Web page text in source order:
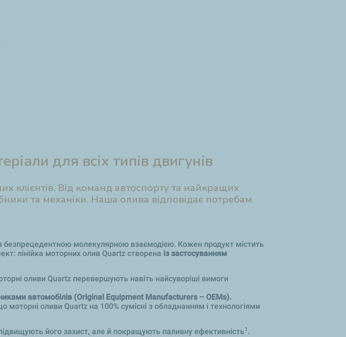
для всіх типів двигунів
клієнтів. Від команд автоспорту та найкращих
та механіки. Наша олива відповідає потребам
безпрецедентною молекулярною взаємодією. Кожен продукт містить
лінійка моторних олив Quartz створена із застосуванням
оливи Quartz перевершують навіть найсуворіші вимоги
автомобілів (Original Equipment Manufacturers – OEMs).
оливи Quartz на 100% сумісні з обладнанням і технологіями
його захист, але й покращують паливну ефективність1 .